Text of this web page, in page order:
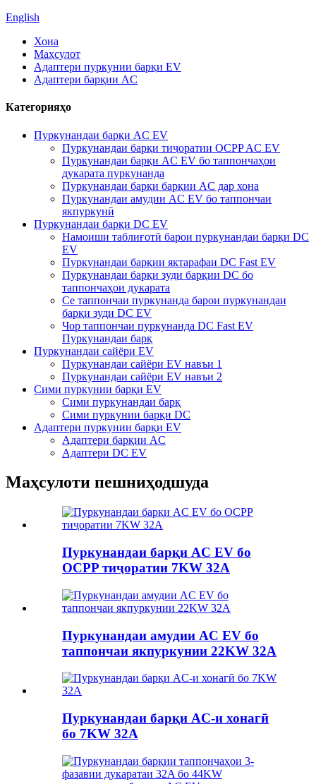
English
Хона
Маҳсулот
Адаптери пуркунии барқи EV
Адаптери барқии AC
Категорияҳо
Пуркунандаи барқи AC EV
Пуркунандаи барқи тиҷоратии OCPP AC EV
Пуркунандаи барқи AC EV бо таппончаҳои
дукарата пуркунанда
Пуркунандаи барқи барқии AC дар хона
Пуркунандаи амудии AC EV бо таппончаи
якпуркунӣ
Пуркунандаи барқи DC EV
Намоиши таблиғотӣ барои пуркунандаи барқи DC
EV
Пуркунандаи барқии яктарафаи DC Fast EV
Пуркунандаи барқи зуди барқии DC бо
таппончаҳои дукарата
Се таппончаи пуркунанда барои пуркунандаи
барқи зуди DC EV
Чор таппончаи пуркунанда DC Fast EV
Пуркунандаи барқ
Пуркунандаи сайёри EV
Пуркунандаи сайёри EV навъи 1
Пуркунандаи сайёри EV навъи 2
Сими пуркунии барқи EV
Сими пуркунандаи барқ
Сими пуркунии барқи DC
Адаптери пуркунии барқи EV
Адаптери барқии AC
Адаптери DC EV
Маҳсулоти пешниҳодшуда
Пуркунандаи барқи AC EV бо
OCPP тиҷоратии 7KW 32A
Пуркунандаи амудии AC EV бо
таппончаи якпуркунии 22KW 32A
Пуркунандаи барқи AC-и хонагӣ
бо 7KW 32A